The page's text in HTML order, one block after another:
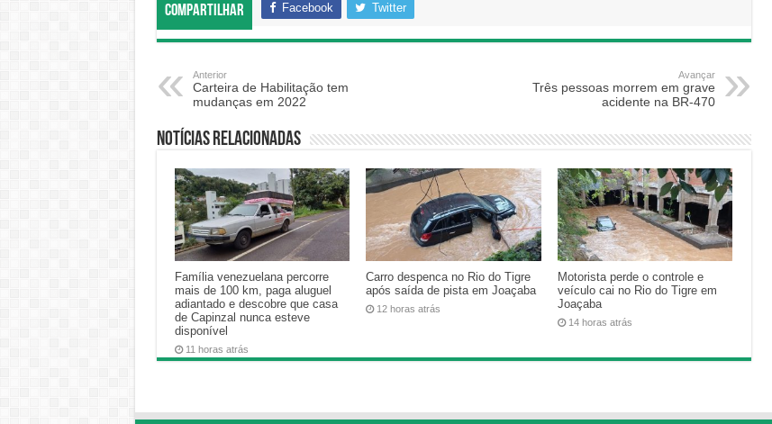
Compartilhar Facebook Twitter
Anterior
Carteira de Habilitação tem
mudanças em 2022
Avançar
Três pessoas morrem em grave
acidente na BR-470
Notícias relacionadas
Família venezuelana percorre
mais de 100 km, paga aluguel
adiantado e descobre que casa
de Capinzal nunca esteve
disponível
11 horas atrás
Carro despenca no Rio do Tigre
após saída de pista em Joaçaba
12 horas atrás
Motorista perde o controle e
veículo cai no Rio do Tigre em
Joaçaba
14 horas atrás